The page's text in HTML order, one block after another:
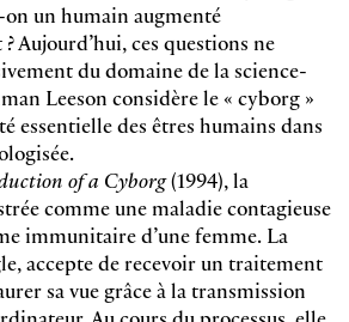
un humain augmenté
Aujourd’hui, ces questions ne
du domaine de la science-
Leeson considère le « cyborg »
essentielle des êtres humains dans
of a Cyborg(1994), la
comme une maladie contagieuse
immunitaire d’une femme. La
accepte de recevoir un traitement
sa vue grâce à la transmission